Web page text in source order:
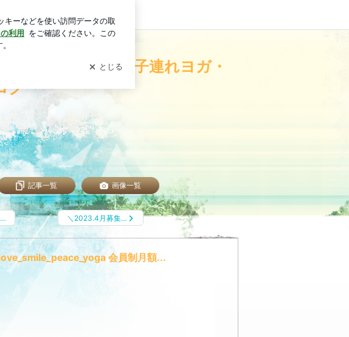
ヨガ・ベビーヨガ・親子ヨガ・子連れヨガ・マタニティヨガ・グラヴィテ
ログイン
ガ・親子ヨガ・子連れヨガ・
グ
記事一覧 画像一覧
＼2023.4月募集…
会員制月額...